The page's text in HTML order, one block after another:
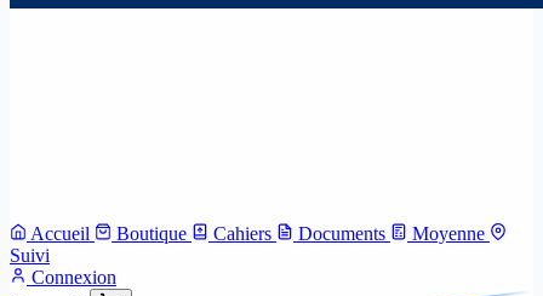
Accueil Boutique Cahiers Documents
Moyenne
Suivi
Connexion